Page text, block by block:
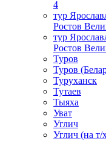
4
тур
Ростов
тур
Ростов
Туров
Туров
Туруханск
Тутаев
Тыяха
Уват
Углич
Углич (на